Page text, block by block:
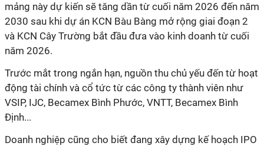
mảng này dự kiến sẽ tăng dần từ cuối năm 2026 đến năm
2030 sau khi dự án KCN Bàu Bàng mở rộng giai đoạn 2
và KCN Cây Trường bắt đầu đưa vào kinh doanh từ cuối
năm 2026.
Trước mắt trong ngắn hạn, nguồn thu chủ yếu đến từ hoạt
động tài chính và cổ tức từ các công ty thành viên như
VSIP, IJC, Becamex Bình Phước, VNTT, Becamex Bình
Định...
Doanh nghiệp cũng cho biết đang xây dựng kế hoạch IPO